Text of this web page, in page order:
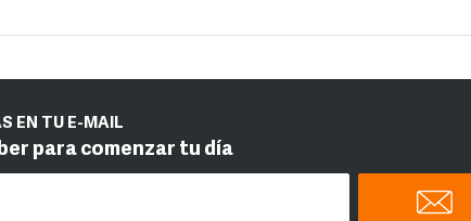
EN TU E-MAIL
para comenzar tu día